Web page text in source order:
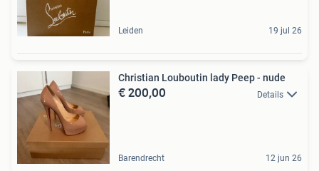
Leiden 19 jul 26
Christian Louboutin lady Peep - nude
€ 200,00 Details
Barendrecht 12 jun 26